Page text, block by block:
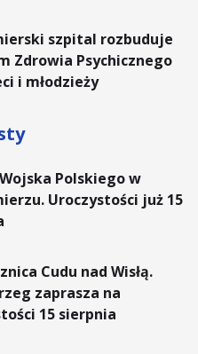
szpital rozbuduje
Zdrowia Psychicznego
i młodzieży
Polskiego w
Uroczystości już 15
Cudu nad Wisłą.
zaprasza na
15 sierpnia